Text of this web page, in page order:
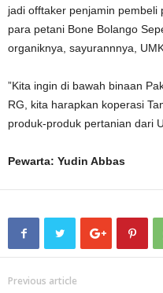
jadi offtaker penjamin
para petani Bone Bolango
organiknya, sayurannnya,
”Kita ingin di bawah binaan
RG, kita harapkan koperasi
produk-produk pertanian dari
Pewarta: Yudin Abbas
Previous article